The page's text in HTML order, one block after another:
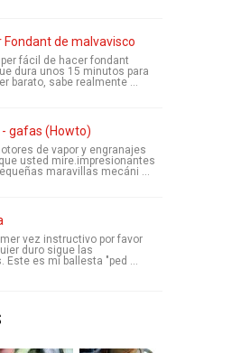
Fondant de malvavisco
fácil de hacer fondant
dura unos 15 minutos para
barato, sabe realmente ...
gafas (Howto)
de vapor y engranajes
usted mire.impresionantes
maravillas mecáni ...
vez instructivo por favor
duro sigue las
Este es mi ballesta "ped ...